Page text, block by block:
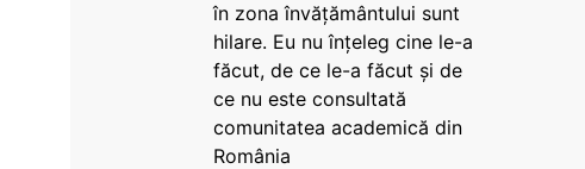
în zona învățământului sunt
hilare. Eu nu înțeleg cine le-a
făcut, de ce le-a făcut și de
ce nu este consultată
comunitatea academică din
România